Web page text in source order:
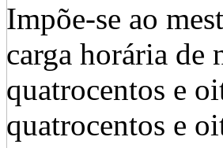
Impõe-se ao
carga horária de
quatrocentos e
quatrocentos e